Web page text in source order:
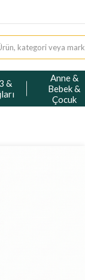
&
Anne &
Bebek &
Çocuk